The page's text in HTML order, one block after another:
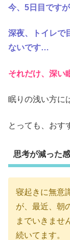
今、5日目です
深夜、トイレで
ないです…
それだけ、深い
眠りの浅い方に
とっても、おす
思考が減った
寝起きに無意
が、最近、朝
までいきませ
続いてます。